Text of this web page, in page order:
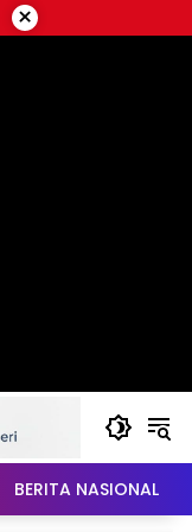
×
BERITA NASIONAL